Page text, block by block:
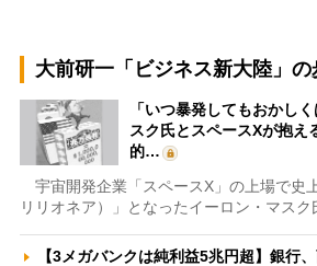
大前研一「ビジネス新大陸」の
「いつ暴発してもおかし
スク氏とスペースXが抱え
的…
宇宙開発企業「スペースX」の上場で史
リリオネア）」となったイーロン・マスク
【3メガバンクは純利益5兆円超】銀行